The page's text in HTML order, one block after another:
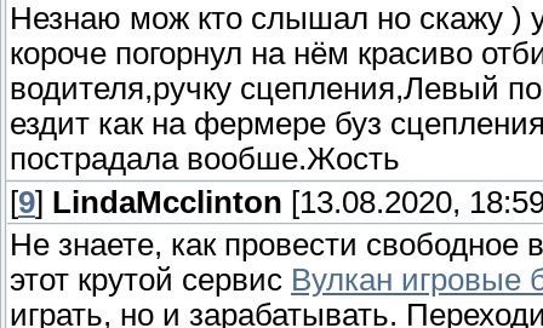
Незнаю мож кто слышал но скажу )
короче погорнул на нём красиво
водителя,ручку сцепления,Левый
ездит как на фермере буз
пострадала вообше.Жость
[9] LindaMcclinton [13.08.2020,
Не знаете, как провести свободное
этот крутой сервис Вулкан игровые
играть, но и зарабатывать.